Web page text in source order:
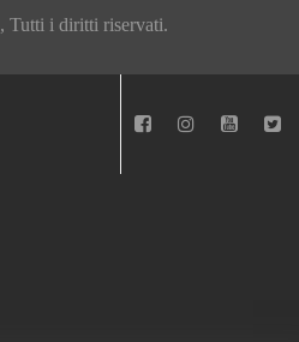
, Tutti i diritti riservati.